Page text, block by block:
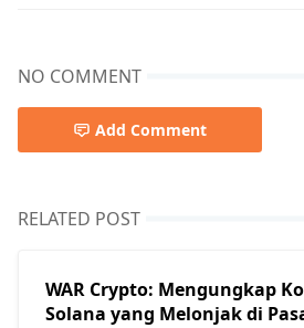
NO COMMENT
Add Comment
RELATED POST
WAR Crypto: Mengungkap
Solana yang Melonjak di